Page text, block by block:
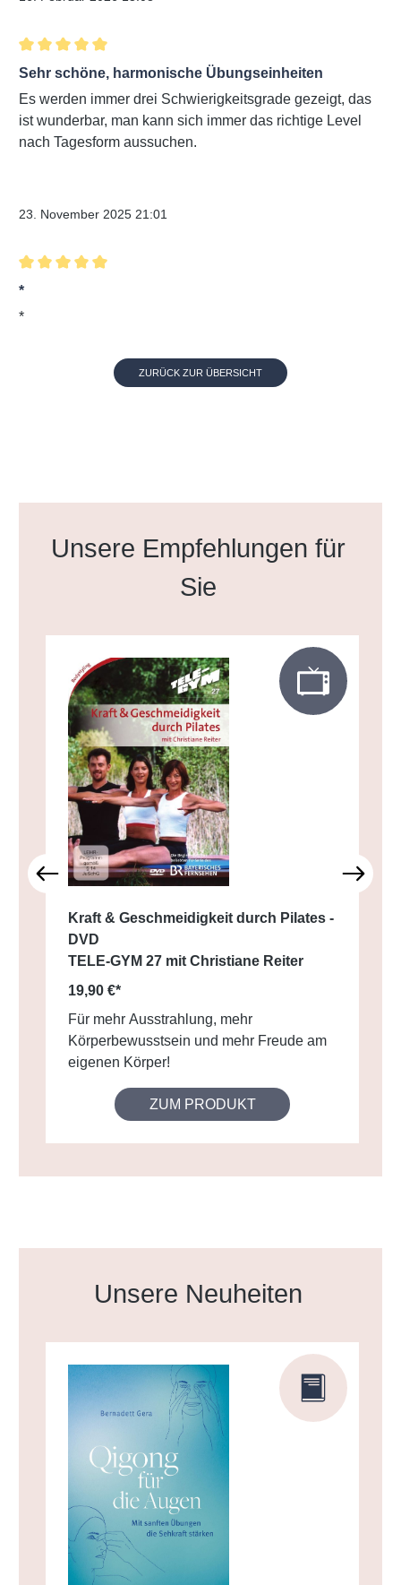
Bewertung mit 5 von 5 Sternen
Sehr schöne, harmonische Übungseinheiten
Es werden immer drei Schwierigkeitsgrade gezeigt, das
ist wunderbar, man kann sich immer das richtige Level
nach Tagesform aussuchen.
23. November 2025 21:01
Bewertung mit 5 von 5 Sternen
*
*
ZURÜCK ZUR ÜBERSICHT
Produktgalerie überspringen
Unsere Empfehlungen für
Sie
Kraft & Geschmeidigkeit durch Pilates -
DVD
TELE-GYM 27 mit Christiane Reiter
19,90 €*
Für mehr Ausstrahlung, mehr
Körperbewusstsein und mehr Freude am
eigenen Körper!
ZUM PRODUKT
Produktgalerie überspringen
Unsere Neuheiten